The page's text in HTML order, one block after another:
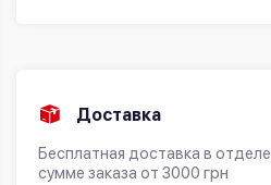
Доставка
Бесплатная доставка в
сумме заказа от 3000 грн